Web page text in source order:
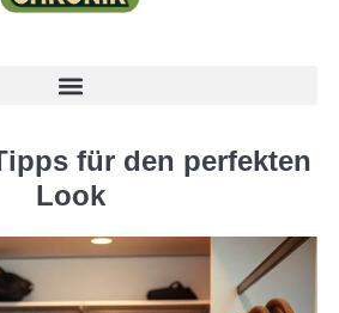
für den perfekten
Look